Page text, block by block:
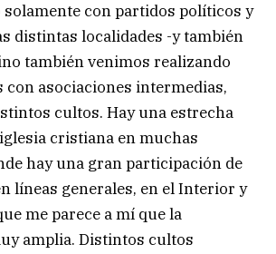
solamente con partidos políticos y
distintas localidades -y también
también venimos realizando
con asociaciones intermedias,
cultos. Hay una estrecha
cristiana en muchas
hay una gran participación de
líneas generales, en el Interior y
me parece a mí que la
amplia. Distintos cultos